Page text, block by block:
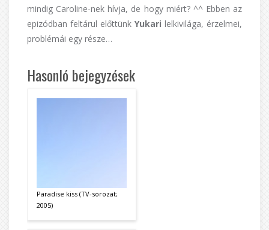
mindig Caroline-nek hívja, de hogy miért? ^^ Ebben az
epizódban feltárul előttünk Yukari lelkivilága, érzelmei,
problémái egy része…
Hasonló bejegyzések
Paradise kiss (TV-sorozat;
2005)